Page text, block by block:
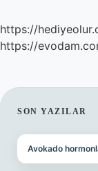
https://
https://
SON YAZILAR
Avokado